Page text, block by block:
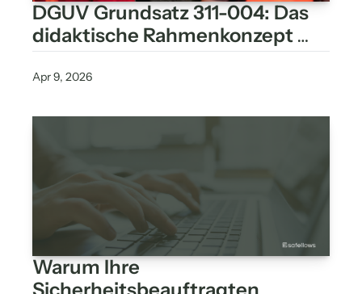
DGUV Grundsatz 311-004: Das
didaktische Rahmenkonzept
wirklich nutzen
Apr 9, 2026
Warum Ihre
Sicherheitsbeauftragten